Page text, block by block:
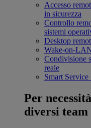
Accesso
in sicurezza
Controllo
sistemi
Desktop
Wake-on-
Condivisione
reale
Smart Service
Per necessità
diversi team